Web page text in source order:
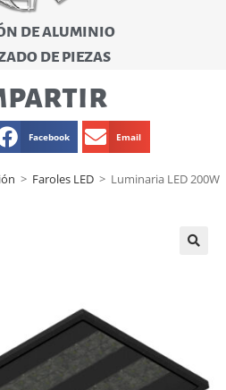
DE ALUMINIO
DE PIEZAS
Facebook Email
> Faroles LED > Luminaria LED 200W